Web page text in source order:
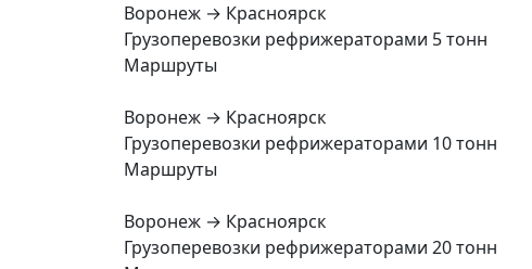
Воронеж → Красноярск
Грузоперевозки рефрижераторами 5 тонн
Маршруты
Воронеж → Красноярск
Грузоперевозки рефрижераторами 10 тонн
Маршруты
Воронеж → Красноярск
Грузоперевозки рефрижераторами 20 тонн